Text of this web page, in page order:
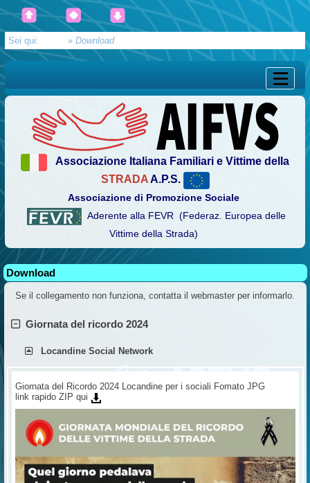
Sei qui: » Download
Associazione Italiana Familiari e Vittime della
STRADAA.P.S.
Associazione di Promozione Sociale
Aderente alla FEVR (Federaz. Europea delle
Vittime della Strada)
Download
Se il collegamento non funziona, contatta il webmaster per informarlo.
Giornata del ricordo 2024
Locandine Social Network
Giornata del Ricordo 2024 Locandine per i sociali Fomato JPG
link rapido ZIP qui